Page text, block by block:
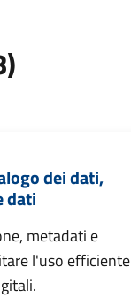
dei dati,
dati
metadati e
l'uso efficiente